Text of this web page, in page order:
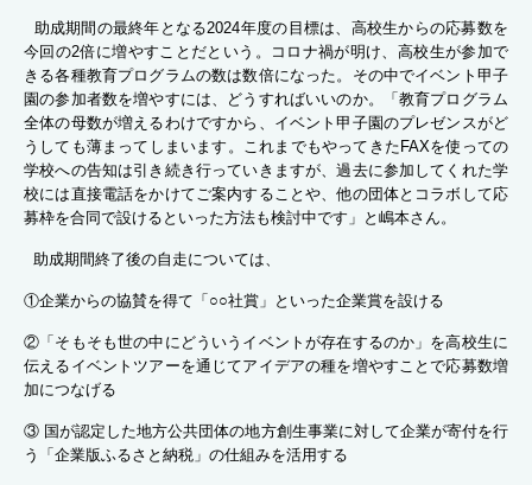
助成期間の最終年となる2024年度の目標は、高校生からの応募数を
今回の2倍に増やすことだという。コロナ禍が明け、高校生が参加で
きる各種教育プログラムの数は数倍になった。その中でイベント甲子
園の参加者数を増やすには、どうすればいいのか。「教育プログラム
全体の母数が増えるわけですから、イベント甲子園のプレゼンスがど
うしても薄まってしまいます。これまでもやってきたFAXを使っての
学校への告知は引き続き行っていきますが、過去に参加してくれた学
校には直接電話をかけてご案内することや、他の団体とコラボして応
募枠を合同で設けるといった方法も検討中です」と嶋本さん。
助成期間終了後の自走については、
①企業からの協賛を得て「○○社賞」といった企業賞を設ける
②「そもそも世の中にどういうイベントが存在するのか」を高校生に
伝えるイベントツアーを通じてアイデアの種を増やすことで応募数増
加につなげる
③ 国が認定した地方公共団体の地方創生事業に対して企業が寄付を行
う「企業版ふるさと納税」の仕組みを活用する